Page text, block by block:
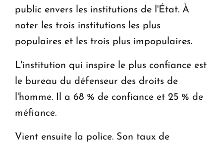
public envers les institutions de l'État. À
noter les trois institutions les plus
populaires et les trois plus impopulaires.
L'institution qui inspire le plus confiance est
le bureau du défenseur des droits de
l'homme. Il a 68 % de confiance et 25 % de
méfiance.
Vient ensuite la police. Son taux de